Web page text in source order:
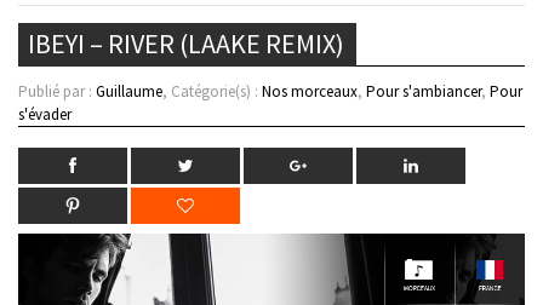
IBEYI – RIVER (LAAKE REMIX)
Publié par : Guillaume, Catégorie(s) : Nos morceaux, Pour s'ambiancer, Pour
s'évader